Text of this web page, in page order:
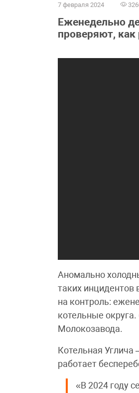
7 февраля 2024
Еженедельно
проверяют, как
Аномально
таких инцидентов
на контроль:
котельные
Молокозавода.
Котельная Углича
работает
«В 2024 году